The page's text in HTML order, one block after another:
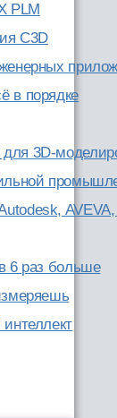
PLM
C3D
в порядке
3D-
6 раз больше